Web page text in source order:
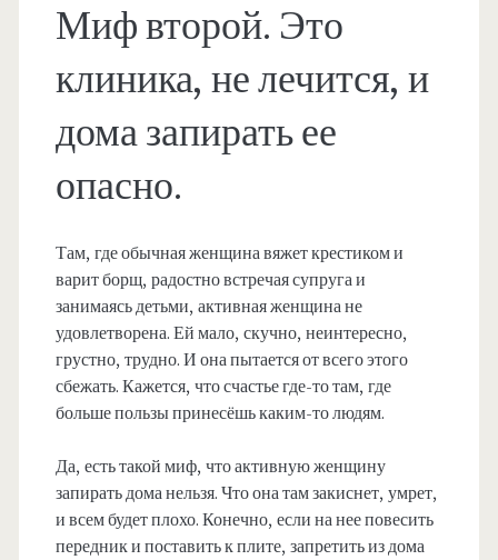
Миф второй. Это
клиника, не лечится, и
дома запирать ее
опасно.
Там, где обычная женщина вяжет крестиком и
варит борщ, радостно встречая супруга и
занимаясь детьми, активная женщина не
удовлетворена. Ей мало, скучно, неинтересно,
грустно, трудно. И она пытается от всего этого
сбежать. Кажется, что счастье где-то там, где
больше пользы принесёшь каким-то людям.
Да, есть такой миф, что активную женщину
запирать дома нельзя. Что она там закиснет, умрет,
и всем будет плохо. Конечно, если на нее повесить
передник и поставить к плите, запретить из дома